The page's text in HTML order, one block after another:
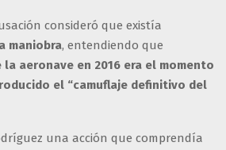
consideró que existía
maniobra, entendiendo que
aeronave en 2016 era el momento
el “camuflaje definitivo del
una acción que comprendía